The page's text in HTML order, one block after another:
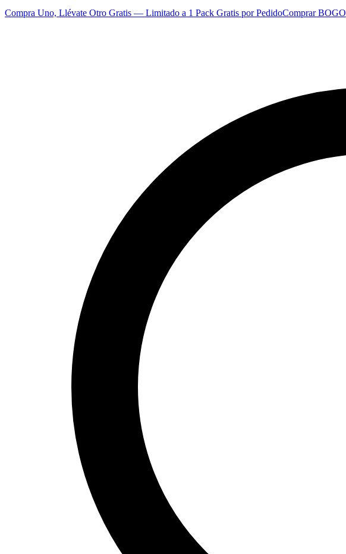
Compra Uno, Llévate Otro Gratis — Limitado a 1 Pack Gratis por PedidoComprar BOGO